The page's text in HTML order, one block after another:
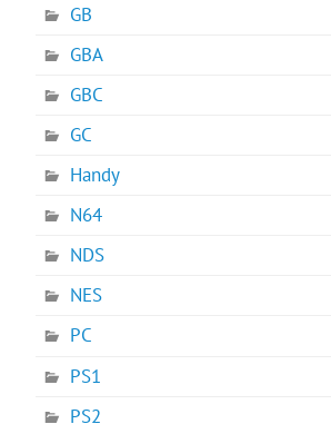
GB
GBA
GBC
GC
Handy
N64
NDS
NES
PC
PS1
PS2